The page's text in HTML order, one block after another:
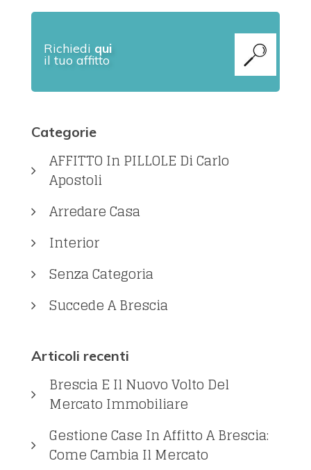
Richiedi qui
il tuo affitto
Categorie
AFFITTO In PILLOLE Di Carlo
Apostoli
Arredare Casa
Interior
Senza Categoria
Succede A Brescia
Articoli recenti
Brescia E Il Nuovo Volto Del
Mercato Immobiliare
Gestione Case In Affitto A Brescia:
Come Cambia Il Mercato